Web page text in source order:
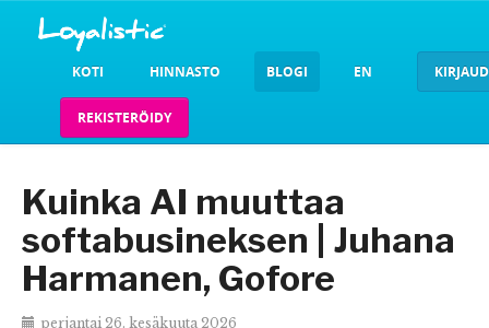
KOTI HINNASTO BLOGI EN
REKISTERÖIDY
Kuinka AI muuttaa
softabusineksen | Juhana
Harmanen, Gofore
perjantai 26. kesäkuuta 2026